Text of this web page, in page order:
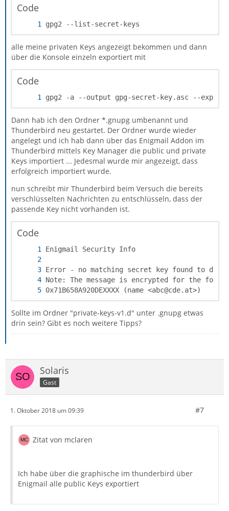
There is NO WARRANTY, to the extent
Code
gpg2 --list-secret-keys
alle meine privaten Keys angezeigt bekommen und dann
über die Konsole einzeln exportiert mit
Code
gpg2 -a --output gpg-secret-key.asc --
Dann hab ich den Ordner *.gnupg umbenannt und
Thunderbird neu gestartet. Der Ordner wurde wieder
angelegt und ich hab dann über das Enigmail Addon im
Thunderbird mittels Key Manager die public und private
Keys importiert ... Jedesmal wurde mir angezeigt, dass
erfolgreich importiert wurde.
nun schreibt mir Thunderbird beim Versuch die bereits
verschlüsselten Nachrichten zu entschlüsseln, dass der
passende Key nicht vorhanden ist.
Code
0x71B658A920DEXXXX (name <abc@cde.at>)
Sollte im Ordner "private-keys-v1.d" unter .gnupg etwas
drin sein? Gibt es noch weitere Tipps?
Solaris
Gast
1. Oktober 2018 um 09:39 #7
Zitat von mclaren
Ich habe über die graphische im thunderbird über
Enigmail alle public Keys exportiert